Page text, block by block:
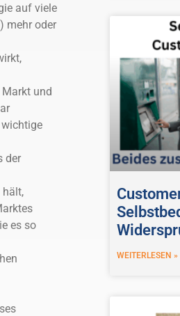
auf viele
mehr oder
und
der
hält,
es so
WEITERLESEN »